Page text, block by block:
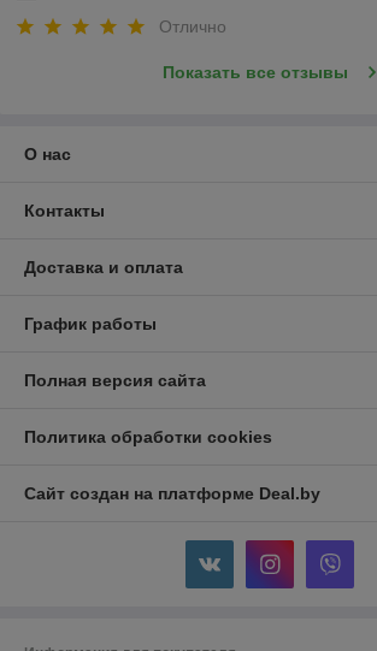
Отлично
Показать все отзывы
О нас
Контакты
Доставка и оплата
График работы
Полная версия сайта
Политика обработки cookies
Сайт создан на платформе Deal.by